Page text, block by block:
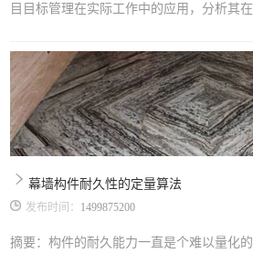
目目标管理在实际工作中的应用，分析其
控制、进度控制以及成本控制四者有机结
理。 关键字：工程管理安全控制 质量控
言施工项目在我国经济建设的过程中是不
别是施工项目目标实施对社会影响范围
幕墙构件耐久性的定量算法
发布时间： 1499875200
摘要：构件的耐久能力一直是个难以量化